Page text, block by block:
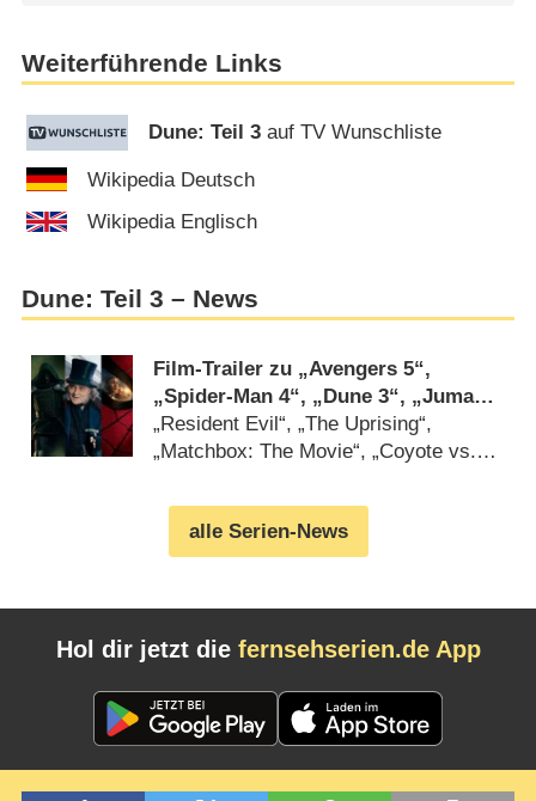
Weiterführende Links
Dune: Teil 3 auf TV Wunschliste
Wikipedia Deutsch
Wikipedia Englisch
Dune: Teil 3 – News
Film-Trailer zu „Avengers 5“,
„Spider-Man 4“, „Dune 3“, „Jumanji
3“ und DC-Horror „Clayface“
„Resident Evil“, „The Uprising“,
„Matchbox: The Movie“, „Coyote vs.
27.07.2026)
alle Serien-News
Hol dir jetzt die fernsehserien.de App